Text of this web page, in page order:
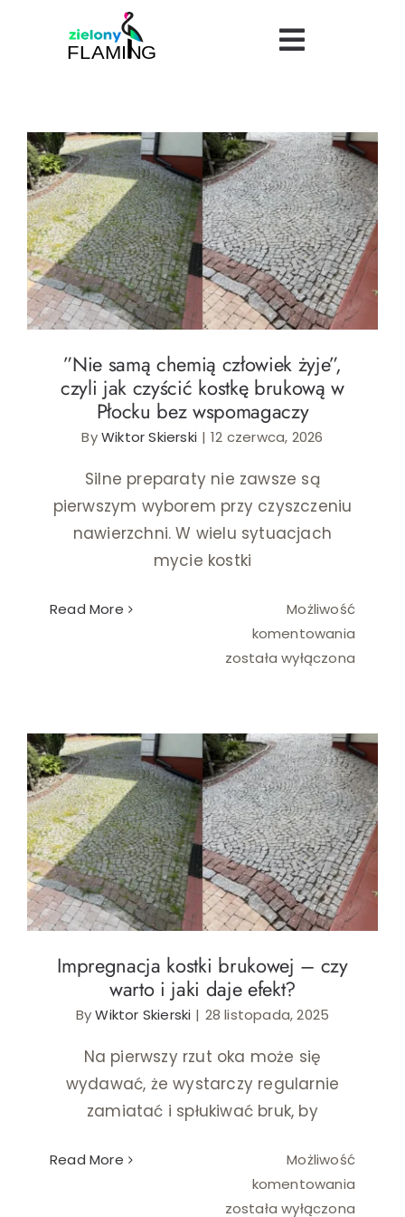
Toggle
Uroda
Turystyka
Logistyka
Dietetyka
Finanse
Ślub i wesele
Wystrój wnętrz
”Nie samą chemią człowiek żyje”, czyli jak
czyścić kostkę brukową w Płocku bez
wspomagaczy
”Nie samą chemią człowiek żyje”,
czyli jak czyścić kostkę brukową w
Płocku bez wspomagaczy
ByWiktor Skierski | 12 czerwca, 2026
Silne preparaty nie zawsze są
pierwszym wyborem przy czyszczeniu
nawierzchni. W wielu sytuacjach
mycie kostki
Read More
Możliwość
komentowania
żyje”,
czyli
jak
czyścić
kostkę
w
Płocku
bez
została wyłączona
Impregnacja kostki brukowej – czy warto i
jaki daje efekt?
Impregnacja kostki brukowej – czy
warto i jaki daje efekt?
ByWiktor Skierski | 28 listopada, 2025
Na pierwszy rzut oka może się
wydawać, że wystarczy regularnie
zamiatać i spłukiwać bruk, by
Read More
Możliwość
komentowania
została wyłączona